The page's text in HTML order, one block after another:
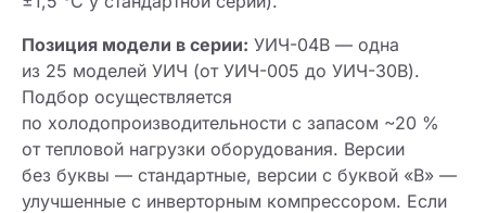
Позиция модели в серии: УИЧ-04В — одна
из 25 моделей УИЧ (от УИЧ-005 до УИЧ-30В).
Подбор осуществляется
по холодопроизводительности с запасом ~20 %
от тепловой нагрузки оборудования. Версии
без буквы — стандартные, версии с буквой «В» —
улучшенные с инверторным компрессором. Если